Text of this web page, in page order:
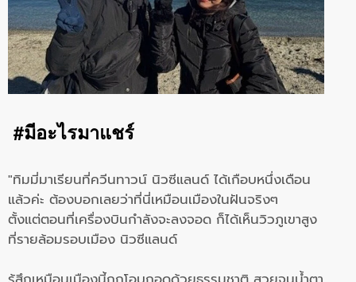
#มีอะไรมาแชร์
"ทิมมี่มาเรียนที่ควีนทาวน์ นิวซีแลนด์ ได้เกือบหนึ่งเดือน
แล้วค่ะ ต้องบอกเลยว่าที่นี่เหมือนเมืองในฝันจริงๆ
ตั้งแต่ตอนที่เครื่องบินกำลังจะลงจอด ก็ได้เห็นวิวภูเขาสูง
ที่รายล้อมรอบเมือง นิวซีแลนด์